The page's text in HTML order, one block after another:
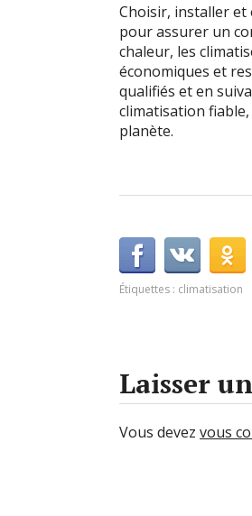
Choisir, installer et
pour assurer un
chaleur, les
économiques et
qualifiés et en
climatisation
planète.
Étiquettes : climatisation
Laisser
Vous devez vous